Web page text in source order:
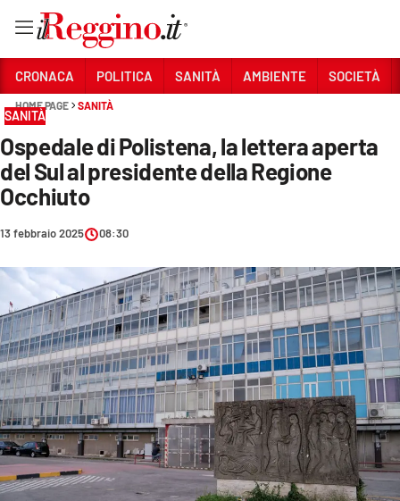
Sezioni
CRONACA
POLITICA
SANITÀ
AMBIENTE
SOCIETÀ
CULTURA
ECONOMIA E LAVORO
EVENTI
SPORT
CRONACA POLITICA SANITÀ AMBIENTE SOCIETÀ
HOME PAGE SANITÀ
SANITÀ
Ospedale di Polistena, la lettera aperta
del Sul al presidente della Regione
Occhiuto
13 febbraio 2025 08:30